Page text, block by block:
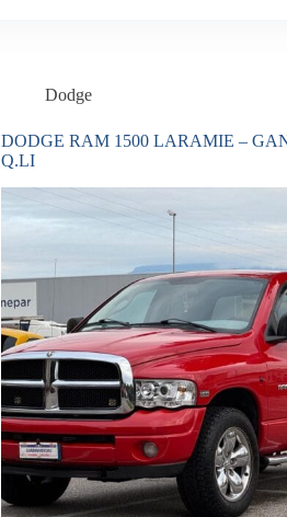
Dodge
DODGE RAM 1500 LARAMIE –
Q.LI